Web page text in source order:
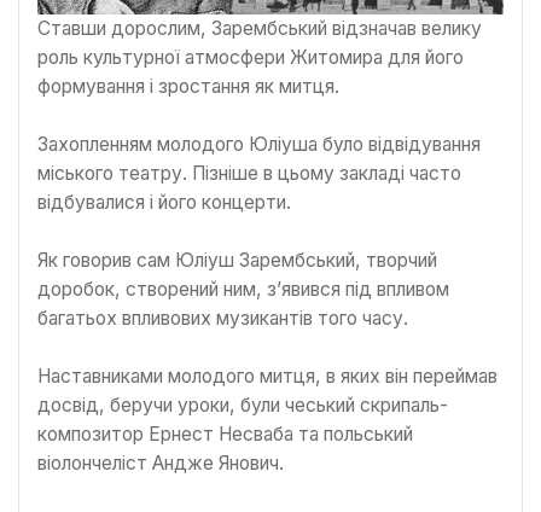
Ставши дорослим, Зарембський відзначав велику
роль культурної атмосфери Житомира для його
формування і зростання як митця.
Захопленням молодого Юліуша було відвідування
міського театру. Пізніше в цьому закладі часто
відбувалися і його концерти.
Як говорив сам Юліуш Зарембський, творчий
доробок, створений ним, з’явився під впливом
багатьох впливових музикантів того часу.
Наставниками молодого митця, в яких він переймав
досвід, беручи уроки, були чеський скрипаль-
композитор Ернест Несваба та польський
віолончеліст Андже Янович.